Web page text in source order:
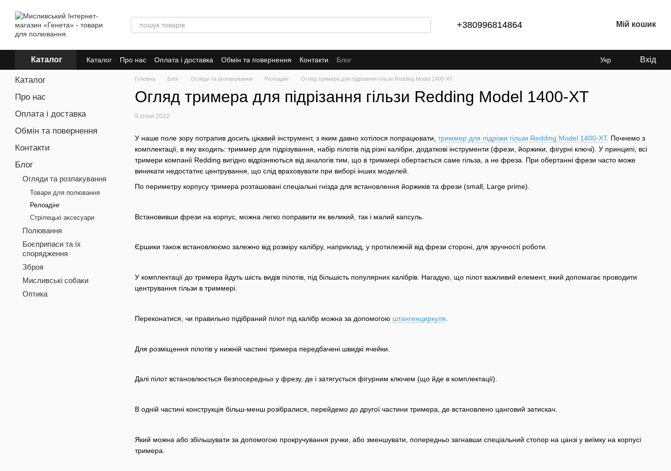
+380996814864 Мій кошик
Каталог Каталог Про нас Оплата і доставка Обмін та повернення Контакти Блог Укр Вхід
Головна Блог Огляди та розпакування Релоадінг Огляд тримера для підрізання гільзи Redding Model 1400-XT
Огляд тримера для підрізання гільзи Redding Model 1400-XT
9 січня 2022
У наше поле зору потрапив досить цікавий інструмент, з яким давно хотілося попрацювати, триммер для підрізки гільзи Redding Model 1400-XT. Почнемо з
комплектації, в яку входить: триммер для підрізування, набір пілотів під різні калібри, додаткові інструменти (фрези, йоржики, фігурні ключі). У принципі, всі
тримери компанії Redding вигідно відрізняються від аналогів тим, що в триммері обертається саме гільза, а не фреза. При обертанні фрези часто може
виникати недостатнє центрування, що слід враховувати при виборі інших моделей.
По периметру корпусу тримера розташовані спеціальні гнізда для встановлення йоржиків та фрези (small, Large prime).
Встановивши фрези на корпус, можна легко поправити як великий, так і малий капсуль.
Єршики також встановлюємо залежно від розміру калібру, наприклад, у протилежній від фрези стороні, для зручності роботи.
У комплектації до тримера йдуть шість видів пілотів, під більшість популярних калібрів. Нагадую, що пілот важливий елемент, який допомагає проводити
центрування гільзи в триммері.
Переконатися, чи правильно підібраний пілот під калібр можна за допомогою штангенциркуля
Для розміщення пілотів у нижній частині тримера передбачені швидкі ячейки.
Далі пілот встановлюється безпосередньо у фрезу, де і затягується фігурним ключем (що йде в комплектації).
В одній частині конструкція більш-менш розібралися, перейдемо до другої частини тримера, де встановлено цанговий затискач.
Який можна або збільшувати за допомогою прокручування ручки, або зменшувати, попередньо загнавши спеціальний стопор на цанзі у виїмку на корпусі
тримера.
Каталог
Про нас
Оплата і доставка
Обмін та повернення
Контакти
Блог
Огляди та розпакування
Товари для полювання
Релоадінг
Стрілецькі аксесуари
Полювання
Боєприпаси та їх
спорядження
Зброя
Мисливські собаки
Оптика